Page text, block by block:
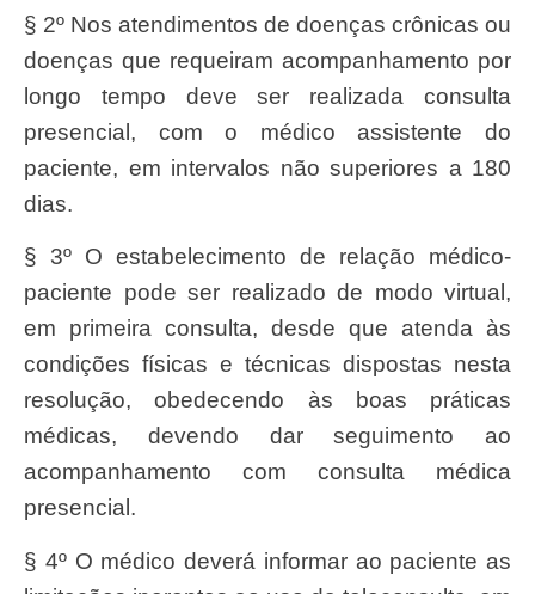
§ 2º Nos atendimentos de doenças crônicas ou
doenças que requeiram acompanhamento por
longo tempo deve ser realizada consulta
presencial, com o médico assistente do
paciente, em intervalos não superiores a 180
dias.
§ 3º O estabelecimento de relação médico-
paciente pode ser realizado de modo virtual,
em primeira consulta, desde que atenda às
condições físicas e técnicas dispostas nesta
resolução, obedecendo às boas práticas
médicas, devendo dar seguimento ao
acompanhamento com consulta médica
presencial.
§ 4º O médico deverá informar ao paciente as